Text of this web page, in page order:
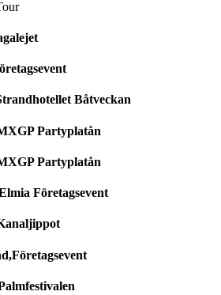
Båtveckan
Partyplatån
Partyplatån
Företagsevent